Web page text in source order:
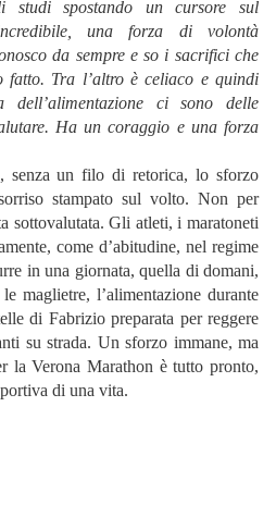
studi spostando un cursore sul
una forza di volontà
da sempre e so i sacrifici che
Tra l’altro è celiaco e quindi
ci sono delle
Ha un coraggio e una forza
senza un filo di retorica, lo sforzo
stampato sul volto. Non per
sottovalutata. Gli atleti, i maratoneti
come d’abitudine, nel regime
in una giornata, quella di domani,
maglietre, l’alimentazione durante
di Fabrizio preparata per reggere
su strada. Un sforzo immane, ma
la Verona Marathon è tutto pronto,
di una vita.